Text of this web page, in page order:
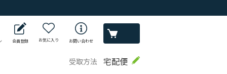
会員登録 お気に入り お問い合わせ
受取方法 宅配便